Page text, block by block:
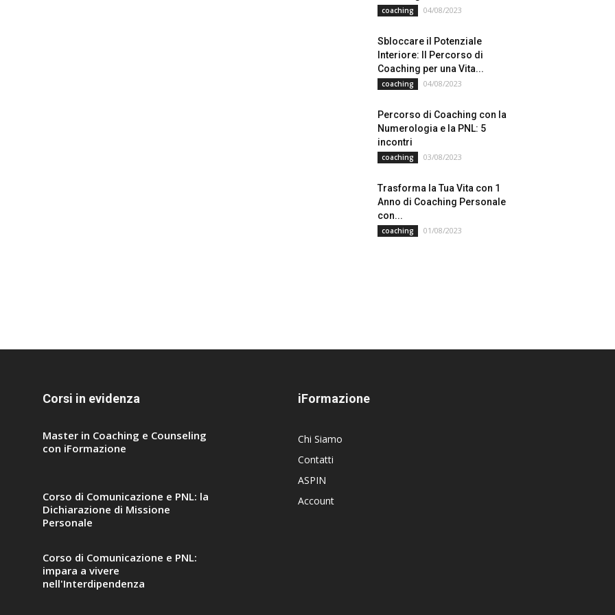
coaching 04/08/2023
Sbloccare il Potenziale
Interiore: Il Percorso di
Coaching per una Vita...
coaching 04/08/2023
Percorso di Coaching con la
Numerologia e la PNL: 5
incontri
coaching 03/08/2023
Trasforma la Tua Vita con 1
Anno di Coaching Personale
con...
coaching 01/08/2023
Corsi in evidenza
Master in Coaching e Counseling
con iFormazione
Corso di Comunicazione e PNL: la
Dichiarazione di Missione
Personale
Corso di Comunicazione e PNL:
impara a vivere
nell'Interdipendenza
iFormazione
Chi Siamo
Contatti
ASPIN
Account